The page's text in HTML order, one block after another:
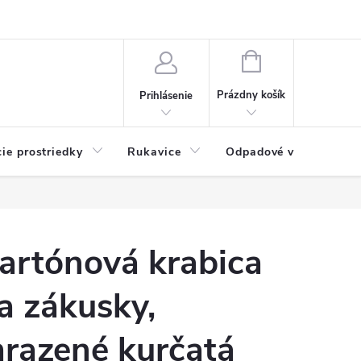
Prihlásenie
NÁKUPNÝ
Prázdny košík
prostriedky Rukavice Odpadové vrecia
krabica
zákusky,
kurčatá